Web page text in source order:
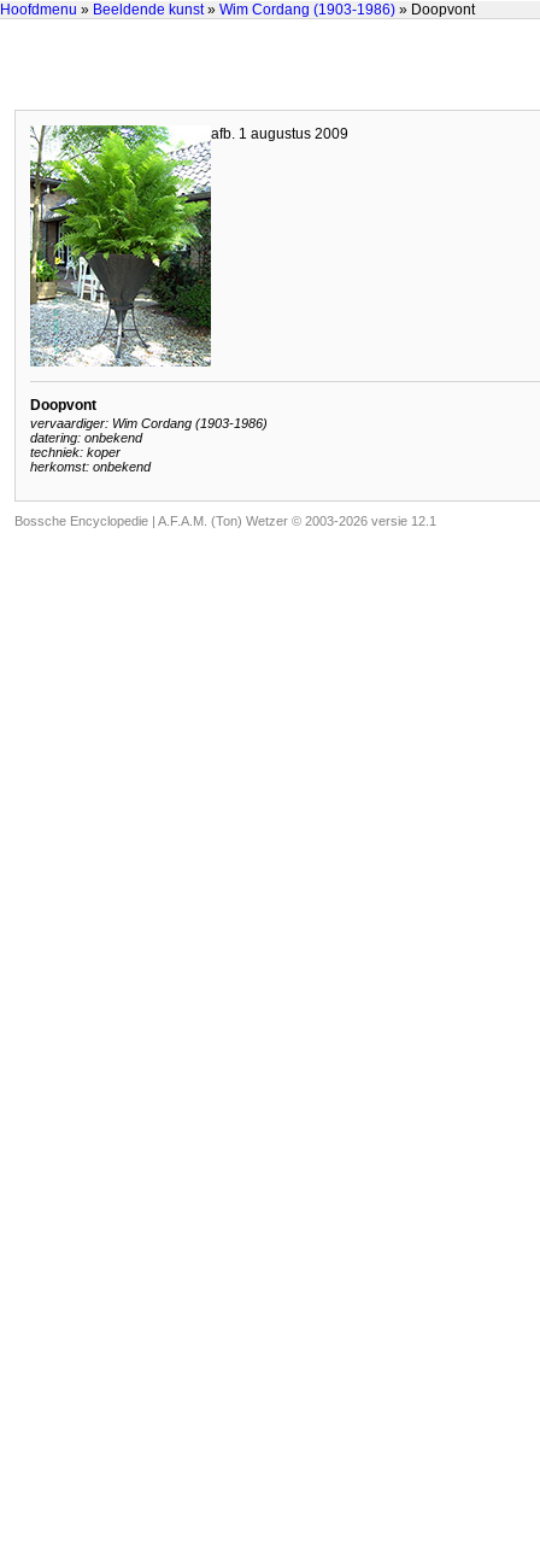
Hoofdmenu » Beeldende kunst» Wim Cordang (1903-1986) » Doopvont
afb. 1 augustus 2009
Doopvont
vervaardiger: Wim Cordang (1903-1986)
datering: onbekend
techniek: koper
herkomst: onbekend
Bossche Encyclopedie | A.F.A.M. (Ton) Wetzer © 2003-2026 versie 12.1